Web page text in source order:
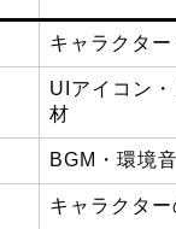
キャラクタ
UIアイコン
材
BGM・環境
キャラクタ